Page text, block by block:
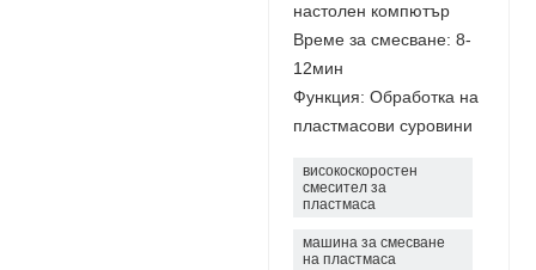
настолен компютър
Време за смесване: 8-
12мин
Функция: Обработка на
пластмасови суровини
високоскоростен
смесител за
пластмаса
машина за смесване
на пластмаса